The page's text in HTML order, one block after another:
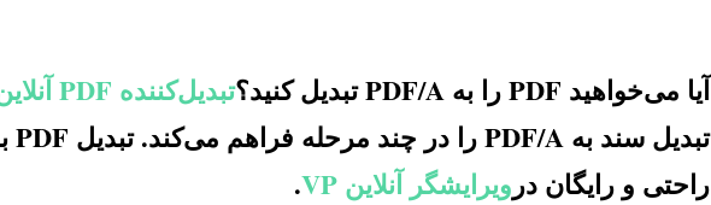
آیا می‌خواهید PDF را به PDF/A تبدیل کنید؟ تبدیل‌کننده PDF آنلاین رایگان VP
راحتی و رایگان درویرایشگر آنلاین VP .